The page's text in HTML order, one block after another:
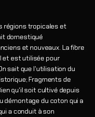
régions tropicales et
domestiqué
et nouveaux. La fibre
et est utilisée pour
sait que l'utilisation du
Fragments de
qu'il soit cultivé depuis
démontage du coton qui a
a conduit à son